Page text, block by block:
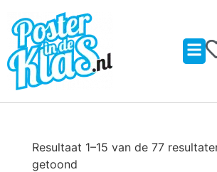
Resultaat 1–15 van de 77
getoond